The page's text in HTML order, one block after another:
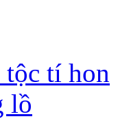
tí hon
lồ